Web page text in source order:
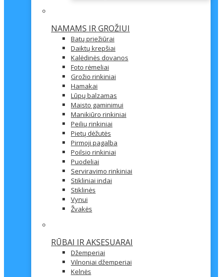
NAMAMS IR GROŽIUI
Batų priežiūrai
Daiktų krepšiai
Kalėdinės dovanos
Foto rėmeliai
Grožio rinkiniai
Hamakai
Lūpų balzamas
Maisto gaminimui
Manikiūro rinkiniai
Peilių rinkiniai
Pietų dėžutės
Pirmoji pagalba
Poilsio rinkiniai
Puodeliai
Serviravimo rinkiniai
Stikliniai indai
Stiklinės
Vynui
Žvakės
RŪBAI IR AKSESUARAI
Džemperiai
Vilnoniai džemperiai
Kelnės